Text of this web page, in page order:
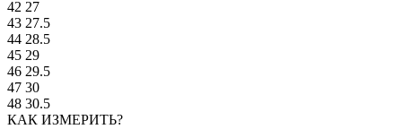
42 27
43 27.5
44 28.5
45 29
46 29.5
47 30
48 30.5
КАК ИЗМЕРИТЬ?